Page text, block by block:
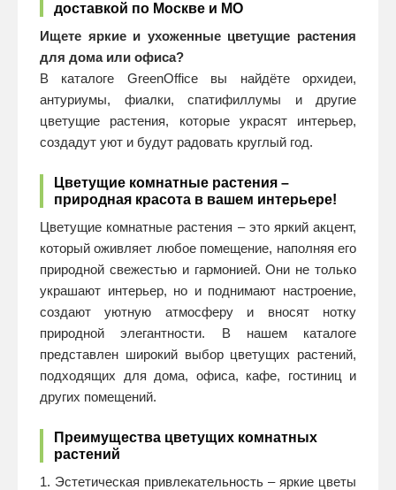
доставкой по Москве и МО
Ищете яркие и ухоженные цветущие растения
для дома или офиса?
В каталоге GreenOffice вы найдёте орхидеи,
антуриумы, фиалки, спатифиллумы и другие
цветущие растения, которые украсят интерьер,
создадут уют и будут радовать круглый год.
Цветущие комнатные растения –
природная красота в вашем интерьере!
Цветущие комнатные растения – это яркий акцент,
который оживляет любое помещение, наполняя его
природной свежестью и гармонией. Они не только
украшают интерьер, но и поднимают настроение,
создают уютную атмосферу и вносят нотку
природной элегантности. В нашем каталоге
представлен широкий выбор цветущих растений,
подходящих для дома, офиса, кафе, гостиниц и
других помещений.
Преимущества цветущих комнатных
растений
1. Эстетическая привлекательность – яркие цветы